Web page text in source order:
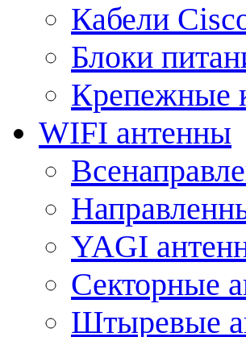
Кабели
Блоки
Крепежные
WIFI антенны
YAGI
Секторные
Штыревые